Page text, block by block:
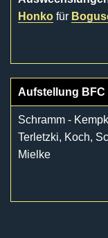
Honko für
Aufstellung BFC
Schramm -
Terletzki, Koch,
Mielke